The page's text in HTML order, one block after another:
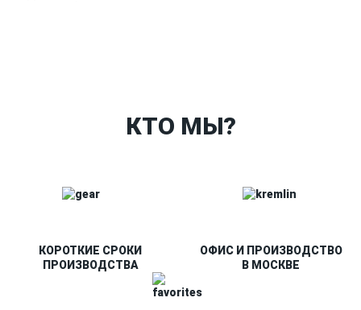
КТО МЫ?
КОРОТКИЕ СРОКИ
ПРОИЗВОДСТВА
ОФИС И ПРОИЗВОДСТВО
В МОСКВЕ